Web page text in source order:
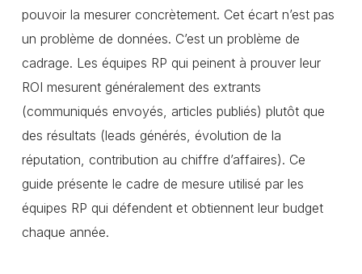
pouvoir la mesurer concrètement. Cet écart n’est pas
un problème de données. C’est un problème de
cadrage. Les équipes RP qui peinent à prouver leur
ROI mesurent généralement des extrants
(communiqués envoyés, articles publiés) plutôt que
des résultats (leads générés, évolution de la
réputation, contribution au chiffre d’affaires). Ce
guide présente le cadre de mesure utilisé par les
équipes RP qui défendent et obtiennent leur budget
chaque année.